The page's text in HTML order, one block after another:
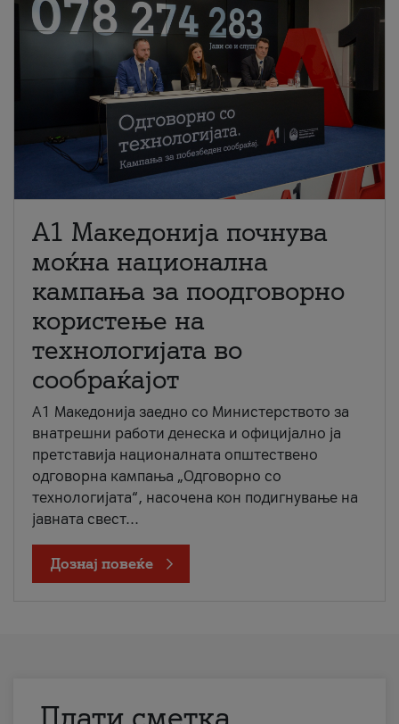
A1 Македонија почнува
моќна национална
кампања за поодговорно
користење на
технологијата во
сообраќајот
A1 Македонија заедно со Министерството за
внатрешни работи денеска и официјално ја
претставија националната општествено
одговорна кампања „Одговорно со
технологијата“, насочена кон подигнување на
јавната свест...
Дознај повеќе